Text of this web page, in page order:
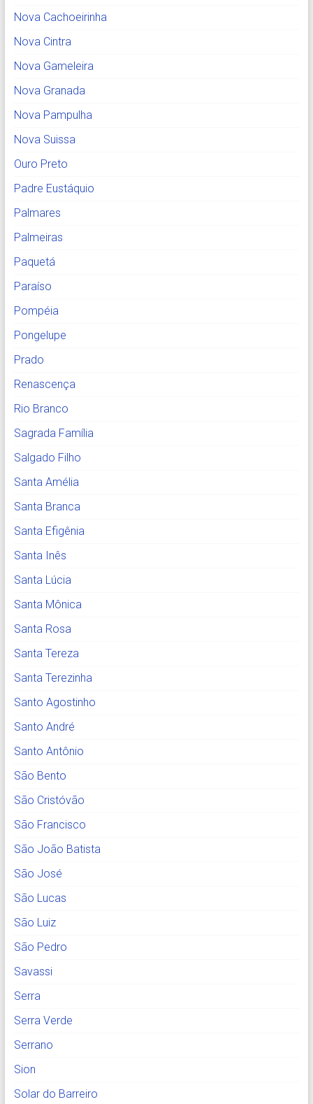
Nova Cachoeirinha
Nova Cintra
Nova Gameleira
Nova Granada
Nova Pampulha
Nova Suissa
Ouro Preto
Padre Eustáquio
Palmares
Palmeiras
Paquetá
Paraíso
Pompéia
Pongelupe
Prado
Renascença
Rio Branco
Sagrada Família
Salgado Filho
Santa Amélia
Santa Branca
Santa Efigênia
Santa Inês
Santa Lúcia
Santa Mônica
Santa Rosa
Santa Tereza
Santa Terezinha
Santo Agostinho
Santo André
Santo Antônio
São Bento
São Cristóvão
São Francisco
São João Batista
São José
São Lucas
São Luiz
São Pedro
Savassi
Serra
Serra Verde
Serrano
Sion
Solar do Barreiro